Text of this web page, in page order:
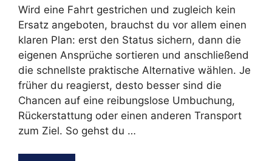
Wird eine Fahrt gestrichen und zugleich kein
Ersatz angeboten, brauchst du vor allem einen
klaren Plan: erst den Status sichern, dann die
eigenen Ansprüche sortieren und anschließend
die schnellste praktische Alternative wählen. Je
früher du reagierst, desto besser sind die
Chancen auf eine reibungslose Umbuchung,
Rückerstattung oder einen anderen Transport
zum Ziel. So gehst du …